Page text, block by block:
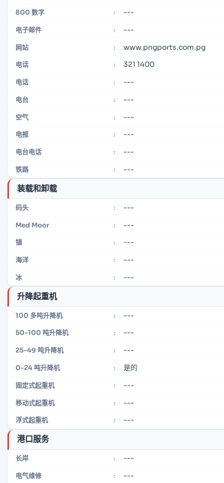
800 数字 : ---
电子邮件 : ---
网站 : www.pngports.com.pg
电话 : 321 1400
电话 : ---
电台 : ---
空气 : ---
电报 : ---
电台电话 : ---
铁路 : ---
装载和卸载
码头 : ---
Med Moor : ---
锚 : ---
海洋 : ---
冰 : ---
升降起重机
100 多吨升降机 : ---
50-100 吨升降机 : ---
25-49 吨升降机 : ---
0-24 吨升降机 : 是的
固定式起重机 : ---
移动式起重机 : ---
浮式起重机 : ---
港口服务
长岸 : ---
电气维修 : ---